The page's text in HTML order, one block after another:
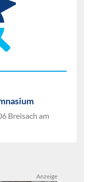
Breisach am
Anzeige